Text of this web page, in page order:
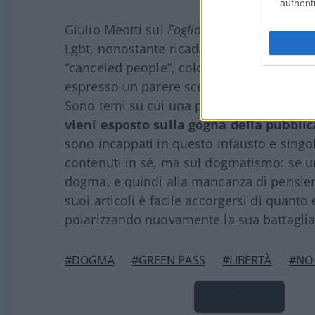
Giulio Meotti sul Foglio , conduce una
Lgbt, nonostante ricada anch’egli,
“canceled people”, coloro che sono
espresso un parere scettico nei
Sono temi su cui una parte di attivisti non
vieni esposto sulla gogna della
sono incappati in questo infausto e
contenuti in sé, ma sul dogmatismo: se
dogma, e quindi alla mancanza di
suoi articoli è facile accorgersi di
polarizzando nuovamente la sua
#DOGMA #GREEN PASS #LIBERTÀ #NO